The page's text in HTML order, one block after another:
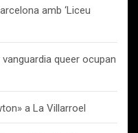
amb ‘Liceu
queer ocupan
a La Villarroel